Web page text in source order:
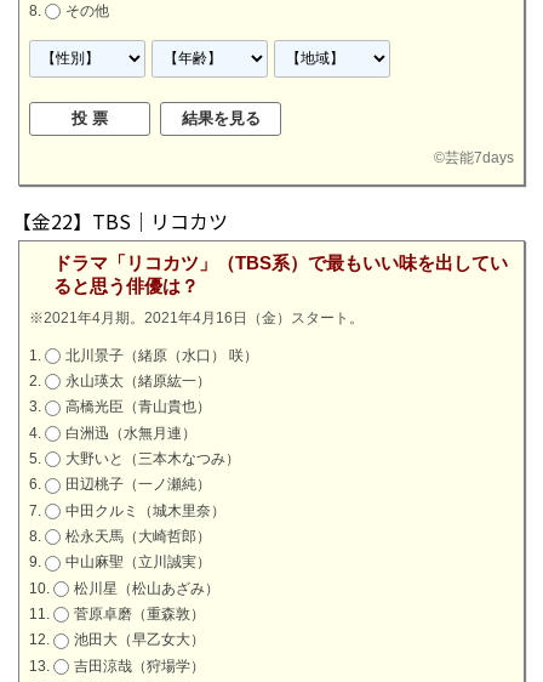
その他
©芸能7days
【金22】TBS｜リコカツ
ドラマ「リコカツ」（TBS系）で最もいい味を出してい
ると思う俳優は？
※2021年4月期。2021年4月16日（金）スタート。
北川景子（緒原（水口） 咲）
永山瑛太（緒原紘一）
高橋光臣（青山貴也）
白洲迅（水無月連）
大野いと（三本木なつみ）
田辺桃子（一ノ瀬純）
中田クルミ（城木里奈）
松永天馬（大崎哲郎）
中山麻聖（立川誠実）
松川星（松山あざみ）
菅原卓磨（重森敦）
池田大（早乙女大）
吉田涼哉（狩場学）